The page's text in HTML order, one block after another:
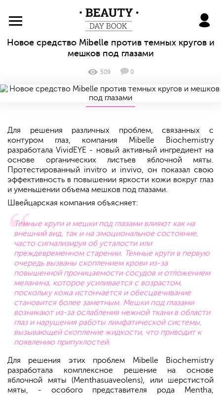
BeautyDayBook
Новое средство Mibelle против темных кругов и
мешков под глазами
509 0
Для решения различных проблем, связанных с
контуром глаз, компания Mibelle Biochemistry
разработала VividEYE - новый активный ингредиент на
основе органических листьев яблочной мяты.
Протестированный invitro и invivo, он показал свою
эффективность в повышении яркости кожи вокруг глаз
и уменьшении объема мешков под глазами.
Швейцарская компания объясняет:
Темные круги и мешки под глазами влияют как на
внешний вид, так и на эмоциональное состояние,
часто сигнализируя об усталости или
преждевременном старении. Темные круги в первую
очередь вызваны скоплением крови из-за
повышенной проницаемости сосудов и отложением
меланина, которое усиливается с возрастом,
поскольку кожа истончается и обесцвечивание
становится более заметным. Мешки под глазами
возникают из-за ослабления нежной ткани в области
глаз и нарушения работы лимфатической системы,
вызывающей скопление жидкости, что приводит к
появлению припухлостей.
Для решения этих проблем Mibelle Biochemistry
разработала комплексное решение на основе
яблочной мяты (Menthasuaveolens), или шерстистой
мяты, - особого представителя рода Mentha,